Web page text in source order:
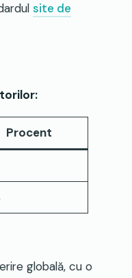
site de
Procent
globală, cu o